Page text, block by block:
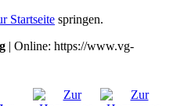
Startseite springen.
| Online: https://www.vg-